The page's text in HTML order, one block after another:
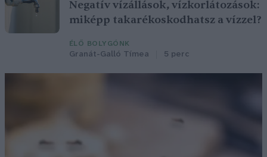
Negatív vízállások, vízkorlátozások:
miképp takarékoskodhatsz a vízzel?
ÉLŐ BOLYGÓNK
Granát-Galló Tímea 5 perc